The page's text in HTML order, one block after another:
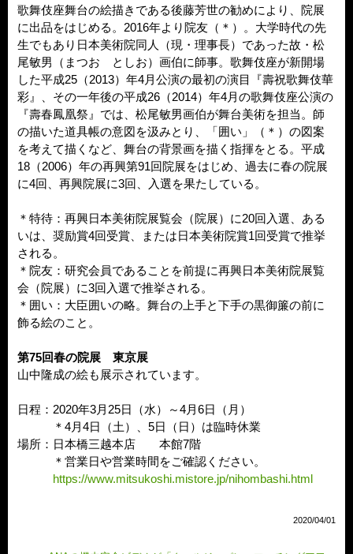
歌舞伎座舞台の絵描きである後藤芳世の勧めにより、院展
に出品をはじめる。2016年より院友（＊）。大学時代の先
生でもあり日本美術院同人（現・理事長）であった故・松
尾敏男（まつお としお）画伯に師事。歌舞伎座が新開場
した平成25（2013）年4月公演の最初の演目『壽祝歌舞伎華
彩』、その一年後の平成26（2014）年4月の歌舞伎座公演の
『壽春鳳凰祭』では、松尾敏男画伯が舞台美術を担当。師
の描いた道具帳の意図を汲みとり、「囲い」（＊）の図案
を考えて描くなど、舞台の背景画を描く指揮をとる。平成
18（2006）年の再興第91回院展をはじめ、過去に春の院展
に4回、再興院展に3回、入選を果たしている。
＊特待：再興日本美術院展覧会（院展）に20回入選、ある
いは、奨励賞4回受賞、または日本美術院賞1回受賞で推挙
される。
＊院友：研究会員であることを前提に再興日本美術院展覧
会（院展）に3回入選で推挙される。
＊囲い：大臣囲いの略。舞台の上手と下手の黒御簾の前に
飾る絵のこと。
第75回春の院展 東京展
山中隆成の絵も展示されています。
日程：2020年3月25日（水）～4月6日（月）
＊4月4日（土）、5日（日）は臨時休業
場所：日本橋三越本店 本館7階
＊営業日や営業時間をご確認ください。
https://www.mitsukoshi.mistore.jp/nihombashi.html
2020/04/01